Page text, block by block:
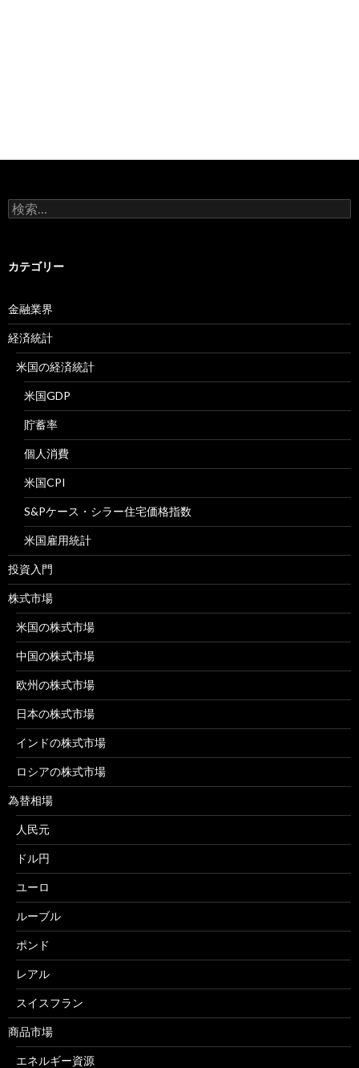
検
索:
カテゴリー
金融業界
経済統計
米国の経済統計
米国GDP
貯蓄率
個人消費
米国CPI
S&Pケース・シラー住宅価格指数
米国雇用統計
投資入門
株式市場
米国の株式市場
中国の株式市場
欧州の株式市場
日本の株式市場
インドの株式市場
ロシアの株式市場
為替相場
人民元
ドル円
ユーロ
ルーブル
ポンド
レアル
スイスフラン
商品市場
エネルギー資源